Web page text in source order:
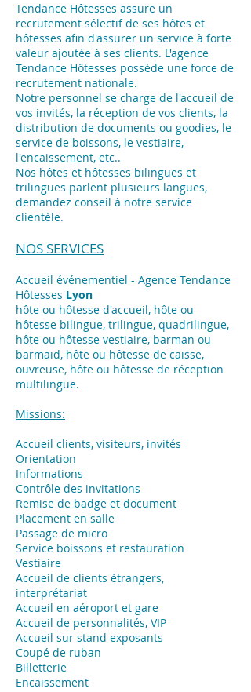
Tendance Hôtesses assure un
recrutement sélectif de ses hôtes et
hôtesses afin d'assurer un service à forte
valeur ajoutée à ses clients. L'agence
Tendance Hôtesses possède une force de
recrutement nationale.
Notre personnel se charge de l'accueil de
vos invités, la réception de vos clients, la
distribution de documents ou goodies, le
service de boissons, le vestiaire,
l'encaissement, etc..
Nos hôtes et hôtesses bilingues et
trilingues parlent plusieurs langues,
demandez conseil à notre service
clientèle.
NOS SERVICES
Accueil événementiel - Agence Tendance
Hôtesses Lyon
hôte ou hôtesse d'accueil, hôte ou
hôtesse bilingue, trilingue, quadrilingue,
hôte ou hôtesse vestiaire, barman ou
barmaid, hôte ou hôtesse de caisse,
ouvreuse, hôte ou hôtesse de réception
multilingue.
Missions:
Accueil clients, visiteurs, invités
Orientation
Informations
Contrôle des invitations
Remise de badge et document
Placement en salle
Passage de micro
Service boissons et restauration
Vestiaire
Accueil de clients étrangers,
interprétariat
Accueil en aéroport et gare
Accueil de personnalités, VIP
Accueil sur stand exposants
Coupé de ruban
Billetterie
Encaissement